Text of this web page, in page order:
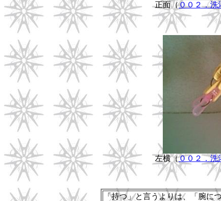
正面（００２．洗
左横（００２．洗
「持つ」と言うよりは、「腕に